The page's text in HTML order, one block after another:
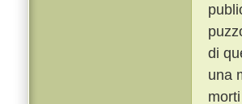
di
una